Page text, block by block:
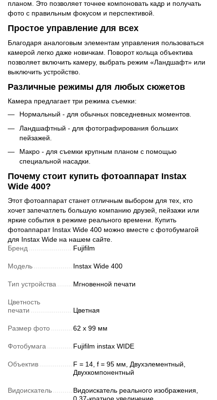
планом. Это позволяет точнее компоновать кадр и получать
фото с правильным фокусом и перспективой.
Простое управление для всех
Благодаря аналоговым элементам управления пользоваться
камерой легко даже новичкам. Поворот кольца объектива
позволяет включить камеру, выбрать режим «Ландшафт» или
выключить устройство.
Различные режимы для любых сюжетов
Камера предлагает три режима съемки:
Нормальный - для обычных повседневных моментов.
Ландшафтный - для фотографирования больших
пейзажей.
Макро - для съемки крупным планом с помощью
специальной насадки.
Почему стоит купить фотоаппарат Instax
Wide 400?
Этот фотоаппарат станет отличным выбором для тех, кто
хочет запечатлеть большую компанию друзей, пейзажи или
яркие события в режиме реального времени. Купить
фотоаппарат Instax Wide 400 можно вместе с фотобумагой
для Instax Wide на нашем сайте.
Бренд
Fujifilm
Модель Instax Wide 400
Тип устройства Мгновенной печати
Цветность
печати
Цветная
Размер фото 62 x 99 мм
Фотобумага Fujifilm instax WIDE
Объектив
F = 14, f = 95 мм, Двухэлементный,
Двухкомпонентный
Видоискатель
Видоискатель реального изображения,